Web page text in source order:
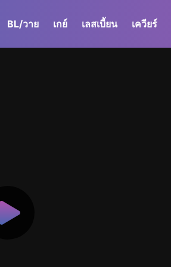
BL/วาย เกย์ เลสเบี้ยน เควียร์